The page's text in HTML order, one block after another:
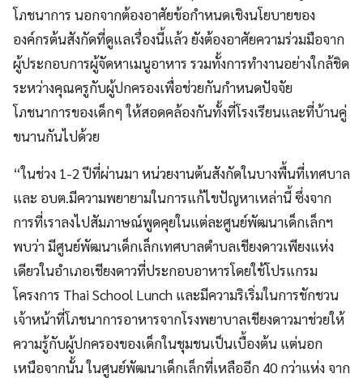
โภชนาการ นอกจากต้องอาศัยข้อกำหนดเชิงนโยบายของ
องค์กรต้นสังกัดที่ดูแลเรื่องนี้แล้ว ยังต้องอาศัยความร่วมมือจาก
ผู้ประกอบการผู้จัดหาเมนูอาหาร รวมทั้งการทำงานอย่างใกล้ชิด
ระหว่างคุณครูกับผู้ปกครองเพื่อช่วยกันกำหนดปัจจัย
โภชนาการของเด็กๆ ให้สอดคล้องกันทั้งที่โรงเรียนและที่บ้านคู่
ขนานกันไปด้วย
“ในช่วง 1-2 ปีที่ผ่านมา หน่วยงานต้นสังกัดในบางพื้นที่เทศบาล
และ อบต.มีความพยายามในการแก้ไขปัญหาเหล่านี้ ซึ่งจาก
การที่เราลงไปสัมภาษณ์พูดคุยในแต่ละศูนย์พัฒนาเด็กเล็กฯ
พบว่า มีศูนย์พัฒนาเด็กเล็กเทศบาลตำบลเชียงดาวเพียงแห่ง
เดียวในอำเภอเชียงดาวที่ประกอบอาหารโดยใช้โปรแกรม
โครงการ Thai School Lunch และมีความริเริ่มในการชักชวน
เจ้าหน้าที่โภชนาการอาหารจากโรงพยาบาลเชียงดาวมาช่วยให้
ความรู้กับผู้ปกครองของเด็กในชุมชนเป็นเบื้องต้น แต่นอก
เหนือจากนั้น ในศูนย์พัฒนาเด็กเล็กที่เหลืออีก 40 กว่าแห่ง จาก